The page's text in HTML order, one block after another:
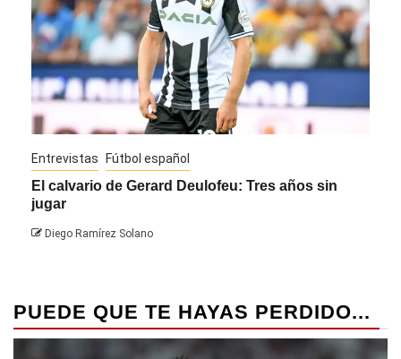
Entrevistas Fútbol español
El calvario de Gerard Deulofeu: Tres años sin
jugar
Diego Ramírez Solano
PUEDE QUE TE HAYAS PERDIDO...